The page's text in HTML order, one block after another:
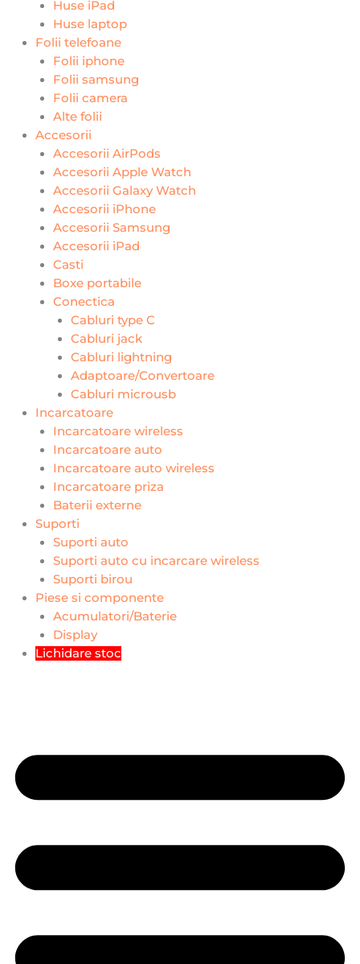
Huse iPad
Huse laptop
Folii telefoane
Folii iphone
Folii samsung
Folii camera
Alte folii
Accesorii
Accesorii AirPods
Accesorii Apple Watch
Accesorii Galaxy Watch
Accesorii iPhone
Accesorii Samsung
Accesorii iPad
Casti
Boxe portabile
Conectica
Cabluri type C
Cabluri jack
Cabluri lightning
Adaptoare/Convertoare
Cabluri microusb
Incarcatoare
Incarcatoare wireless
Incarcatoare auto
Incarcatoare auto wireless
Incarcatoare priza
Baterii externe
Suporti
Suporti auto
Suporti auto cu incarcare wireless
Suporti birou
Piese si componente
Acumulatori/Baterie
Display
Lichidare stoc